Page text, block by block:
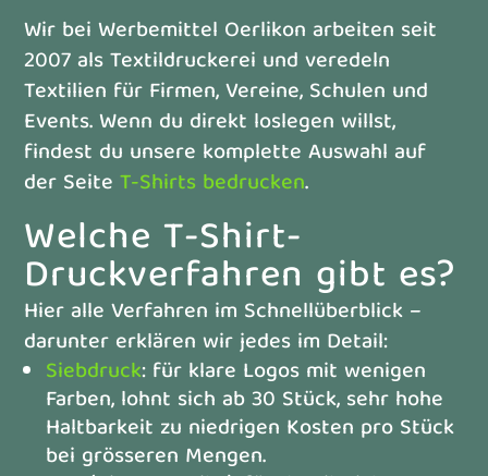
Wir bei Werbemittel Oerlikon arbeiten seit
2007 als Textildruckerei und veredeln
Textilien für Firmen, Vereine, Schulen und
Events. Wenn du direkt loslegen willst,
findest du unsere komplette Auswahl auf
der Seite T-Shirts bedrucken.
Welche T-Shirt-
Druckverfahren gibt es?
Hier alle Verfahren im Schnellüberblick –
darunter erklären wir jedes im Detail:
Siebdruck: für klare Logos mit wenigen
Farben, lohnt sich ab 30 Stück, sehr hohe
Haltbarkeit zu niedrigen Kosten pro Stück
bei grösseren Mengen.